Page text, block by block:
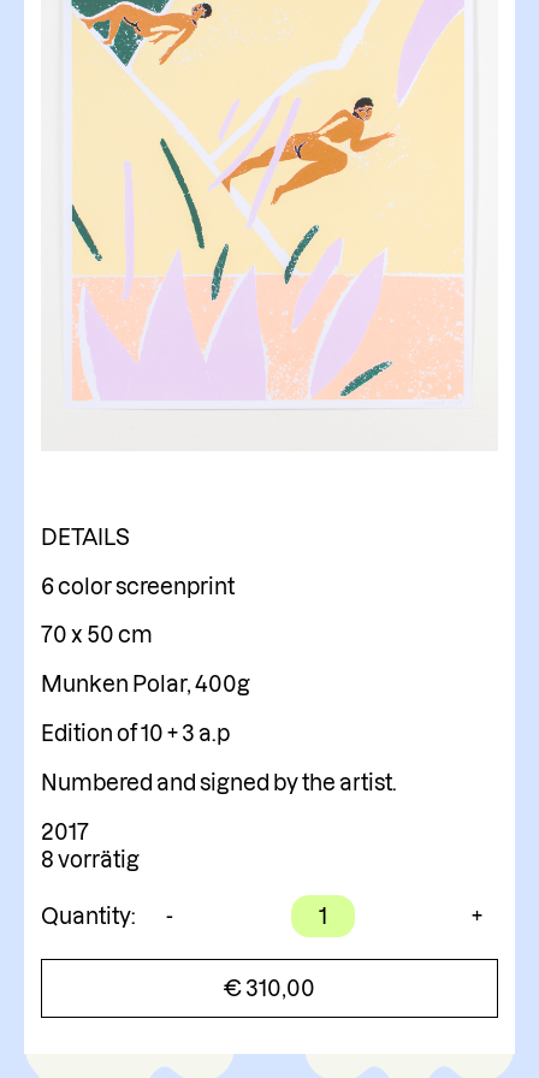
DETAILS
6 color screenprint
70 x 50 cm
Munken Polar, 400g
Edition of 10 + 3 a.p
Numbered and signed by the artist.
2017
8 vorrätig
Quantity: -
Mother
Menge
+
€ 310,00